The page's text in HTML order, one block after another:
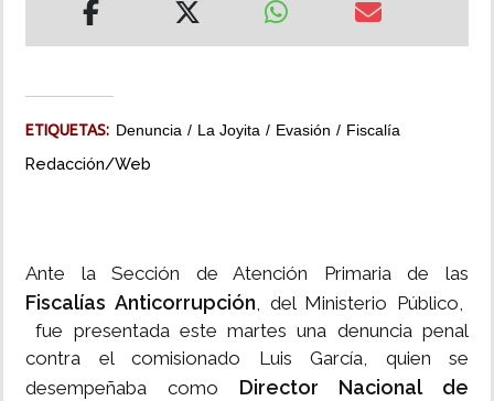
ETIQUETAS: Denuncia La Joyita Evasión Fiscalía
Redacción/Web
Ante la Sección de Atención Primaria de las
Fiscalías Anticorrupción, del Ministerio Público,
fue presentada este martes una denuncia penal
contra el comisionado Luis García, quien se
desempeñaba como Director Nacional de